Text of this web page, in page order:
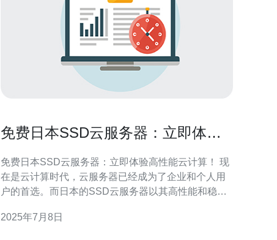
免费日本SSD云服务器：立即体验
免费日本SSD云服务器：立即体验高性能云计算！ 现
在是云计算时代，云服务器已经成为了企业和个人用
户的首选。而日本的SSD云服务器以其高性能和稳定
器，让您立即体验高性能云计算的便利！ 我们的免费
2025年7月8日